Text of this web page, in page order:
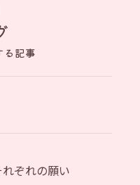
る記事
ぞれの願い